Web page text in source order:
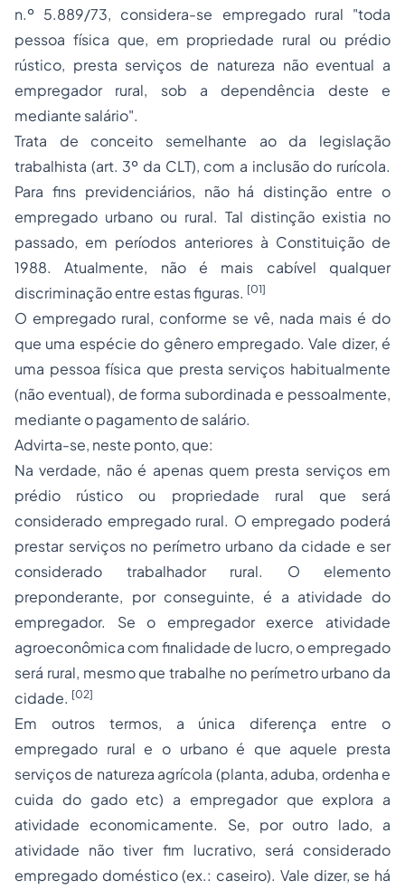
n.º 5.889/73, considera-se empregado rural "toda
pessoa física que, em propriedade rural ou prédio
rústico, presta serviços de natureza não eventual a
empregador rural, sob a dependência deste e
mediante salário".
Trata de conceito semelhante ao da legislação
trabalhista (art. 3º da CLT), com a inclusão do rurícola.
Para fins previdenciários, não há distinção entre o
empregado urbano ou rural. Tal distinção existia no
passado, em períodos anteriores à Constituição de
1988. Atualmente, não é mais cabível qualquer
discriminação entre estas figuras. [01]
O empregado rural, conforme se vê, nada mais é do
que uma espécie do gênero empregado. Vale dizer, é
uma pessoa física que presta serviços habitualmente
(não eventual), de forma subordinada e pessoalmente,
mediante o pagamento de salário.
Advirta-se, neste ponto, que:
Na verdade, não é apenas quem presta serviços em
prédio rústico ou propriedade rural que será
considerado empregado rural. O empregado poderá
prestar serviços no perímetro urbano da cidade e ser
considerado trabalhador rural. O elemento
preponderante, por conseguinte, é a atividade do
empregador. Se o empregador exerce atividade
agroeconômica com finalidade de lucro, o empregado
será rural, mesmo que trabalhe no perímetro urbano da
cidade. [02]
Em outros termos, a única diferença entre o
empregado rural e o urbano é que aquele presta
serviços de natureza agrícola (planta, aduba, ordenha e
cuida do gado etc) a empregador que explora a
atividade economicamente. Se, por outro lado, a
atividade não tiver fim lucrativo, será considerado
empregado doméstico(ex.: caseiro). Vale dizer, se há